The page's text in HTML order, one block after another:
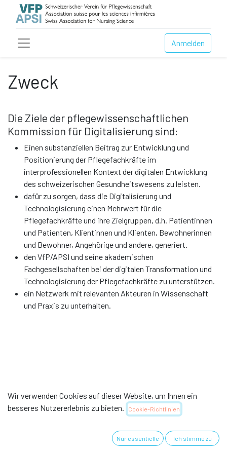
Anmelden
Zweck
Die Ziele der pflegewissenschaftlichen
Kommission für Digitalisierung sind:
Einen substanziellen Beitrag zur Entwicklung und
Positionierung der Pflegefachkräfte im
interprofessionellen Kontext der digitalen Entwicklung
des schweizerischen Gesundheitswesens zu leisten.
dafür zu sorgen, dass die Digitalisierung und
Technologisierung einen Mehrwert für die
Pflegefachkräfte und ihre Zielgruppen, d.h. Patientinnen
und Patienten, Klientinnen und Klienten, Bewohnerinnen
und Bewohner, Angehörige und andere, generiert.
den VfP/APSI und seine akademischen
Fachgesellschaften bei der digitalen Transformation und
Technologisierung der Pflegefachkräfte zu unterstützen.
ein Netzwerk mit relevanten Akteuren in Wissenschaft
und Praxis zu unterhalten.
Wir verwenden Cookies auf dieser Website, um Ihnen ein
besseres Nutzererlebnis zu bieten.
Cookie-Richtlinien
Nur essentielle Ich stimme zu